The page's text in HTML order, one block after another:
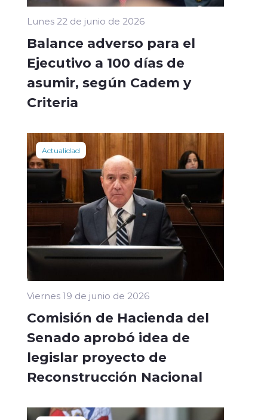
Lunes 22 de junio de 2026
Balance adverso para el
Ejecutivo a 100 días de
asumir, según Cadem y
Criteria
Actualidad
Viernes 19 de junio de 2026
Comisión de Hacienda del
Senado aprobó idea de
legislar proyecto de
Reconstrucción Nacional